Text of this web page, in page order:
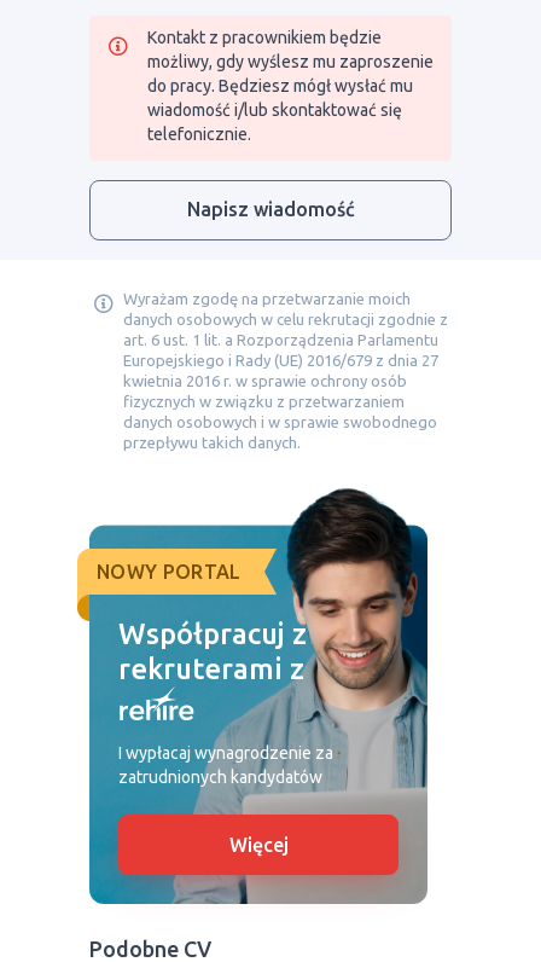
Kontakt z pracownikiem będzie
możliwy, gdy wyślesz mu zaproszenie
do pracy. Będziesz mógł wysłać mu
wiadomość i/lub skontaktować się
telefonicznie.
Napisz wiadomość
Wyrażam zgodę na przetwarzanie moich
danych osobowych w celu rekrutacji zgodnie z
art. 6 ust. 1 lit. a Rozporządzenia Parlamentu
Europejskiego i Rady (UE) 2016/679 z dnia 27
kwietnia 2016 r. w sprawie ochrony osób
fizycznych w związku z przetwarzaniem
danych osobowych i w sprawie swobodnego
przepływu takich danych.
NOWY PORTAL
Współpracuj z
rekruterami z
I wypłacaj wynagrodzenie za
zatrudnionych kandydatów
Więcej
Podobne CV